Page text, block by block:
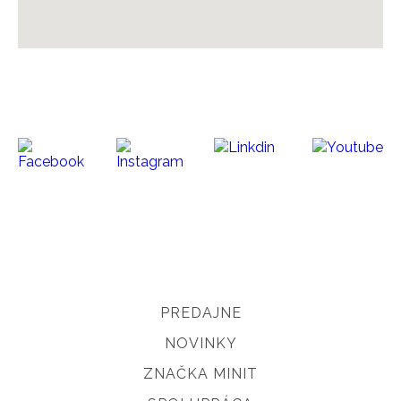
PREDAJNE
NOVINKY
ZNAČKA MINIT